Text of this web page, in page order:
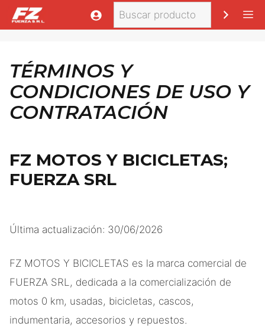
Saltar
al
Buscar
TÉRMINOS Y
CONDICIONES DE USO Y
CONTRATACIÓN
FZ MOTOS Y BICICLETAS;
FUERZA SRL
Última actualización: 30/06/2026
FZ MOTOS Y BICICLETAS es la marca comercial de
FUERZA SRL, dedicada a la comercialización de
motos 0 km, usadas, bicicletas, cascos,
indumentaria, accesorios y repuestos.